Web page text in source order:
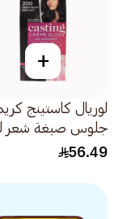
+
لوريال كاستينج
جلوس صبغة شعر
56.49